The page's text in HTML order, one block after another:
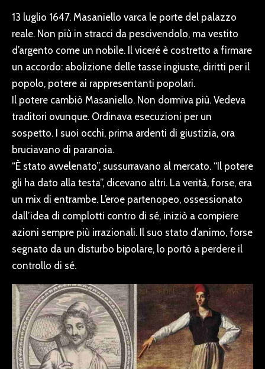
13 luglio 1647. Masaniello varca le porte del palazzo
reale. Non più in stracci da pescivendolo, ma vestito
d’argento come un nobile. Il viceré è costretto a firmare
un accordo: abolizione delle tasse ingiuste, diritti per il
popolo, potere ai rappresentanti popolari.
Il potere cambiò Masaniello. Non dormiva più. Vedeva
traditori ovunque. Ordinava esecuzioni per un
sospetto. I suoi occhi, prima ardenti di giustizia, ora
bruciavano di paranoia.
“È stato avvelenato”, sussurravano al mercato. “Il potere
gli ha dato alla testa”, dicevano altri. La verità, forse, era
un mix di entrambe. L’eroe partenopeo, ossessionato
dall’idea di complotti contro di sé, iniziò a compiere
azioni sempre più irrazionali. Il suo stato d’animo, forse
segnato da un disturbo bipolare, lo portò a perdere il
controllo di sé.